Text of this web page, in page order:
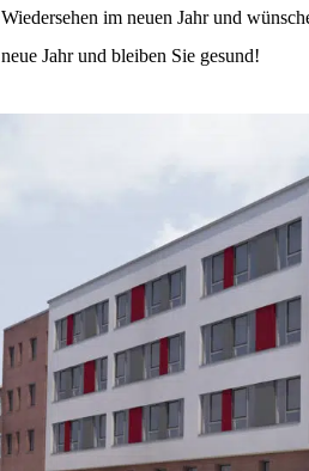
Wiedersehen im neuen Jahr und
neue Jahr und bleiben Sie gesund!